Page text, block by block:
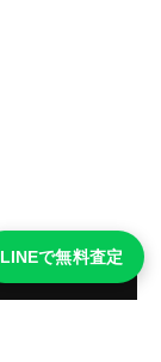
LINEで無料査定